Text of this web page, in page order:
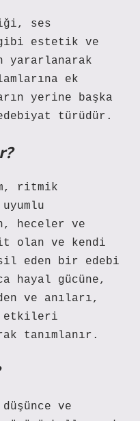
ses
gibi estetik ve
ek
yerine başka
türüdür.
ritmik
heceler ve
olan ve kendi
eden bir edebi
hayal gücüne,
ve anıları,
etkileri
tanımlanır.
ve